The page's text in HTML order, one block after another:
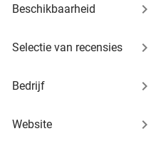
Beschikbaarheid keyboard_arrow_right
Selectie van recensies keyboard_arrow_right
Bedrijf keyboard_arrow_right
Website keyboard_arrow_right